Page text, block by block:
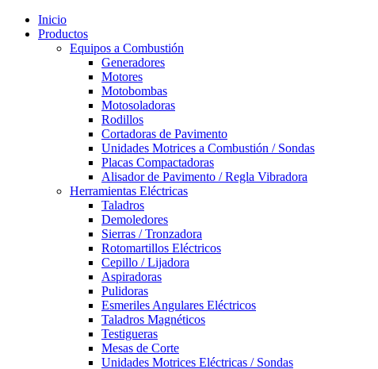
Inicio
Productos
Equipos a Combustión
Generadores
Motores
Motobombas
Motosoladoras
Rodillos
Cortadoras de Pavimento
Unidades Motrices a Combustión / Sondas
Placas Compactadoras
Alisador de Pavimento / Regla Vibradora
Herramientas Eléctricas
Taladros
Demoledores
Sierras / Tronzadora
Rotomartillos Eléctricos
Cepillo / Lijadora
Aspiradoras
Pulidoras
Esmeriles Angulares Eléctricos
Taladros Magnéticos
Testigueras
Mesas de Corte
Unidades Motrices Eléctricas / Sondas